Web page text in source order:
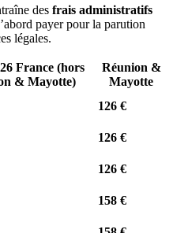
des frais administratifs
payer pour la parution
légales.
France (hors
& Mayotte)
Réunion &
Mayotte
126 €
126 €
126 €
158 €